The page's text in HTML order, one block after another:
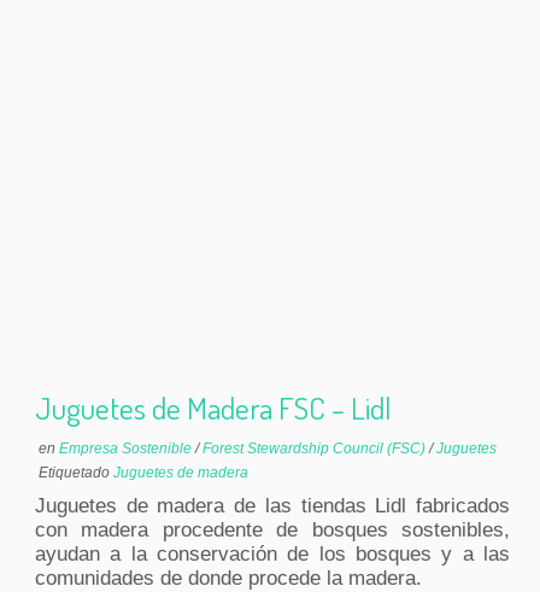
Juguetes de Madera FSC – Lidl
en Empresa Sostenible/Forest Stewardship Council (FSC)/Juguetes
Etiquetado Juguetes de madera
Juguetes de madera de las tiendas Lidl fabricados
con madera procedente de bosques sostenibles,
ayudan a la conservación de los bosques y a las
comunidades de donde procede la madera.